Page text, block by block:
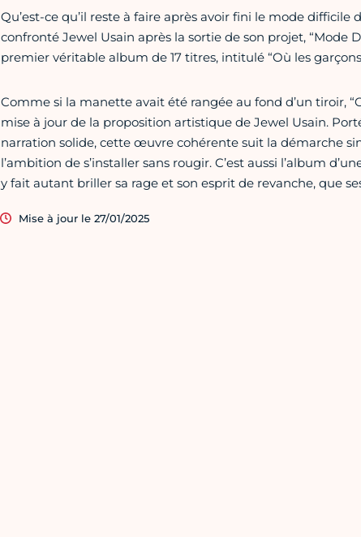
Qu’est-ce qu’il reste à faire après avoir fini le mode difficile
confronté Jewel Usain après la sortie de son projet, “Mode
premier véritable album de 17 titres, intitulé “Où les
Comme si la manette avait été rangée au fond d’un tiroir,
mise à jour de la proposition artistique de Jewel Usain.
narration solide, cette œuvre cohérente suit la démarche
l’ambition de s’installer sans rougir. C’est aussi l’album
y fait autant briller sa rage et son esprit de revanche, que
Mise à jour le 27/01/2025